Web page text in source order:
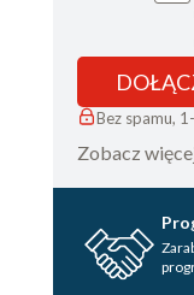
Bez spamu,
Zobacz